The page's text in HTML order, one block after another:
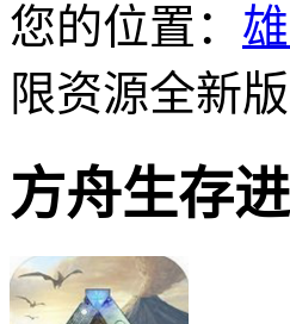
您的位置：
限资源全新
方舟生存